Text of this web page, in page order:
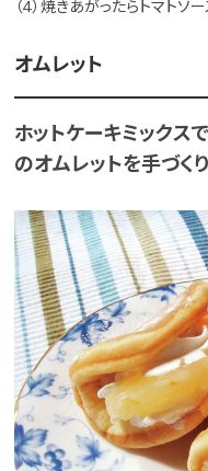
（4）焼きあがったらトマトソ
オムレット
ホットケーキミックス
のオムレットを手づく